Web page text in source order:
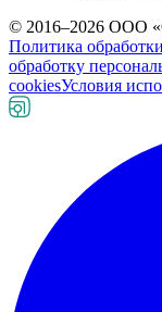
© 2016–2026 ООО
Политика
обработку
cookiesУсловия